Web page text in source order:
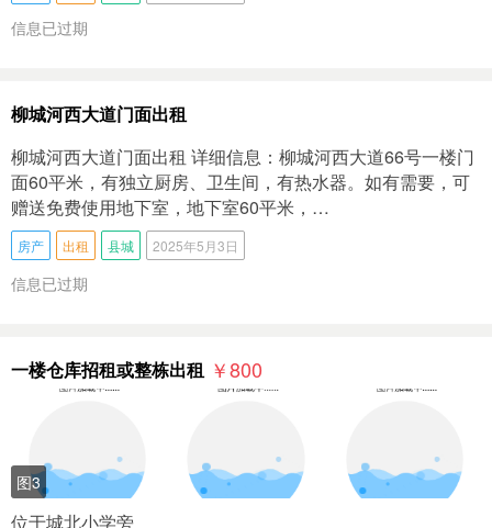
信息已过期
柳城河西大道门面出租
柳城河西大道门面出租 详细信息：柳城河西大道66号一楼门
面60平米，有独立厨房、卫生间，有热水器。如有需要，可
赠送免费使用地下室，地下室60平米，…
房产 出租 县城 2025年5月3日
信息已过期
一楼仓库招租或整栋出租 ￥800
图3
位于城北小学旁